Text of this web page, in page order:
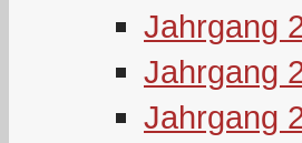
Jahrgang
Jahrgang
Jahrgang